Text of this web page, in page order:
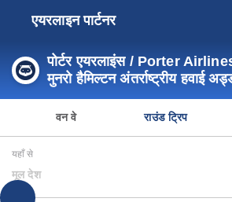
एयरलाइन पार्टनर
पोर्टर एयरलाइंस / Porter
मुनरो हैमिल्टन अंतर्राष्ट्रीय हवाई
वन वे राउंड ट्रिप
यहाँ से
मूल देश